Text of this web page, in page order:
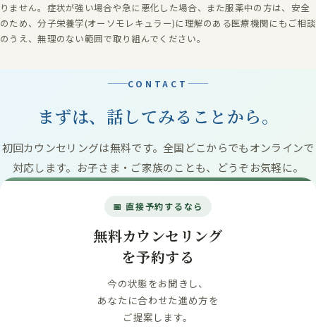
りません。症状が強い場合や急に悪化した場合、また服薬中の方は、安全
のため、分子栄養学(オーソモレキュラー)に理解のある医療機関にもご相談
のうえ、無理のない範囲で取り組んでください。
CONTACT
まずは、話してみることから。
初回カウンセリングは無料です。全国どこからでもオンラインで
対応します。お子さま・ご家族のことも、どうぞお気軽に。
📅 直接予約するなら
無料カウンセリング
を予約する
今の状態をお聞きし、
あなたに合わせた進め方を
ご提案します。